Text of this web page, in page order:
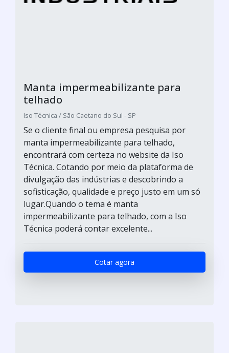
Manta impermeabilizante para
telhado
Iso Técnica / São Caetano do Sul - SP
Se o cliente final ou empresa pesquisa por
manta impermeabilizante para telhado,
encontrará com certeza no website da Iso
Técnica. Cotando por meio da plataforma de
divulgação das indústrias e descobrindo a
sofisticação, qualidade e preço justo em um só
lugar.Quando o tema é manta
impermeabilizante para telhado, com a Iso
Técnica poderá contar excelente...
Cotar agora